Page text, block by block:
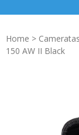
Home >
150 AW II Black